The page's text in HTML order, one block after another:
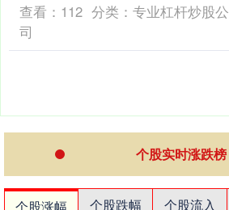
查看： 112 分类： 专业杠杆炒股公
司
个股实时涨跌榜
个股涨幅 个股跌幅 个股流入